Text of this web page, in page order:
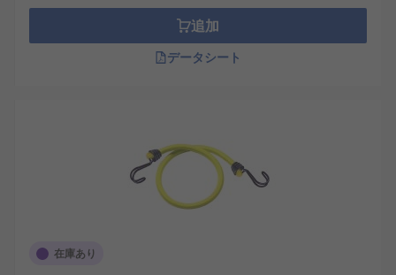
追加
データシート
在庫あり